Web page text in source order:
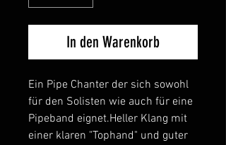
In den Warenkorb
Ein Pipe Chanter der sich sowohl
für den Solisten wie auch für eine
Pipeband eignet.Heller Klang mit
einer klaren "Tophand" und guter